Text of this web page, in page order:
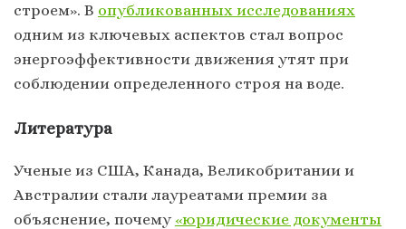
строем». В опубликованных исследованиях
одним из ключевых аспектов стал вопрос
энергоэффективности движения утят при
соблюдении определенного строя на воде.
Литература
Ученые из США, Канада, Великобритании и
Австралии стали лауреатами премии за
объяснение, почему «юридические документы